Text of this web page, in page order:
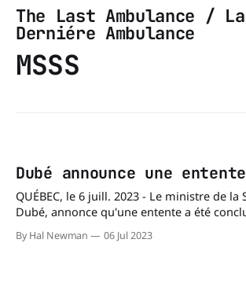
The Last Ambulance / La
Derniére Ambulance
MSSS
Dubé announce une entente
QUÉBEC, le 6 juill. 2023 - Le ministre de la
Dubé, annonce qu'une entente a été
entreprises ambulancières qui desservent
régions du Québec pour convenir du
By Hal Newman 06 Jul 2023